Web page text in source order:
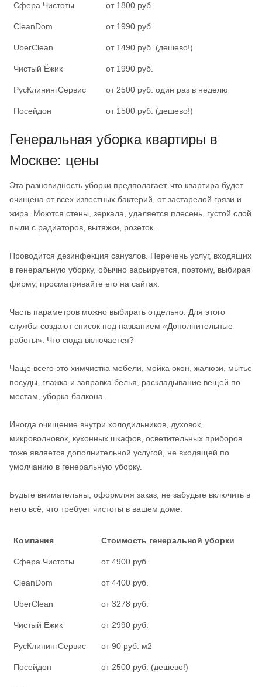
Сфера Чистоты от 1800 руб.
CleanDom от 1990 руб.
UberClean от 1490 руб. (дешево!)
Чистый Ёжик от 1990 руб.
РусКлинингСервис от 2500 руб. один раз в неделю
Посейдон от 1500 руб. (дешево!)
Генеральная уборка квартиры в
Москве: цены
Эта разновидность уборки предполагает, что квартира будет
очищена от всех известных бактерий, от застарелой грязи и
жира. Моются стены, зеркала, удаляется плесень, густой слой
пыли с радиаторов, вытяжки, розеток.
Проводится дезинфекция санузлов. Перечень услуг, входящих
в генеральную уборку, обычно варьируется, поэтому, выбирая
фирму, просматривайте его на сайтах.
Часть параметров можно выбирать отдельно. Для этого
службы создают список под названием «Дополнительные
работы». Что сюда включается?
Чаще всего это химчистка мебели, мойка окон, жалюзи, мытье
посуды, глажка и заправка белья, раскладывание вещей по
местам, уборка балкона.
Иногда очищение внутри холодильников, духовок,
микроволновок, кухонных шкафов, осветительных приборов
тоже является дополнительной услугой, не входящей по
умолчанию в генеральную уборку.
Будьте внимательны, оформляя заказ, не забудьте включить в
него всё, что требует чистоты в вашем доме.
Компания Стоимость генеральной уборки
Сфера Чистоты от 4900 руб.
CleanDom от 4400 руб.
UberClean от 3278 руб.
Чистый Ёжик от 2990 руб.
РусКлинингСервис от 90 руб. м2
Посейдон от 2500 руб. (дешево!)